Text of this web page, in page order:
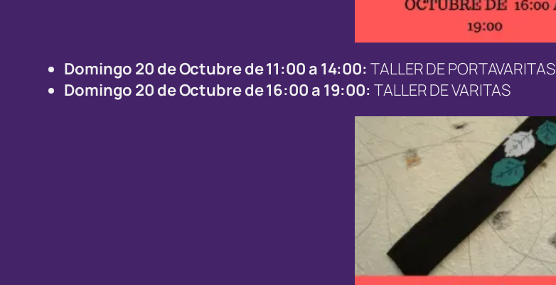
Domingo 20 de Octubre de 11:00 a 14:00: TALLER DE PORTAVARITAS
Domingo 20 de Octubre de 16:00 a 19:00: TALLER DE VARITAS